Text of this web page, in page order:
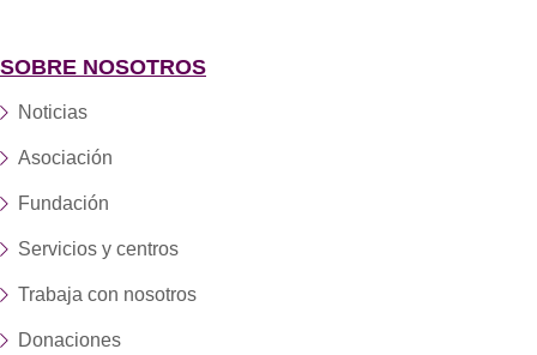
SOBRE NOSOTROS
Noticias
Asociación
Fundación
Servicios y centros
Trabaja con nosotros
Donaciones